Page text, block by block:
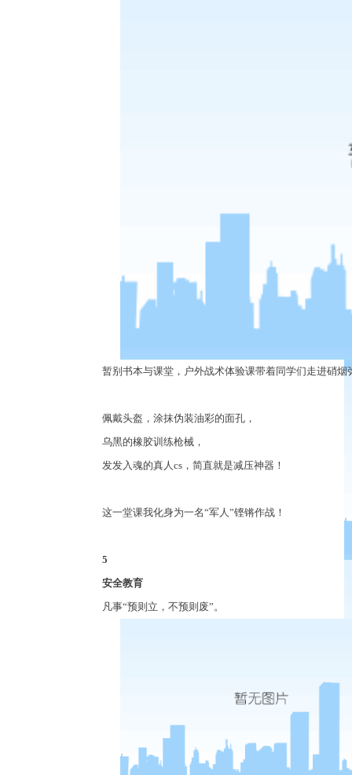
暂别书本与课堂，户外战术体验课带着同学们走进硝
佩戴头盔，涂抹伪装油彩的面孔，
乌黑的橡胶训练枪械，
发发入魂的真人cs ，简直就是减压神器！
这一堂课我化身为一名“军人”铿锵作战！
5
安全教育
凡事“预则立，不预则废”。